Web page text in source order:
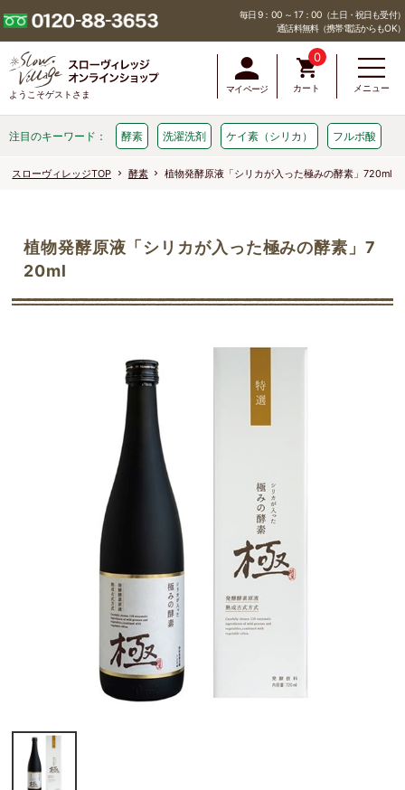
毎日 9：00 ～ 17：00（土日・祝日も受付）
通話料無料（携帯電話からもOK）
ようこそゲストさま
0
カート
マイページ メニュー
注目のキーワード： 酵素 洗濯洗剤 ケイ素（シリカ） フルボ酸
スローヴィレッジTOP 酵素 植物発酵原液「シリカが入った極みの酵素」720ml
植物発酵原液「シリカが入った極みの酵素」7
20ml